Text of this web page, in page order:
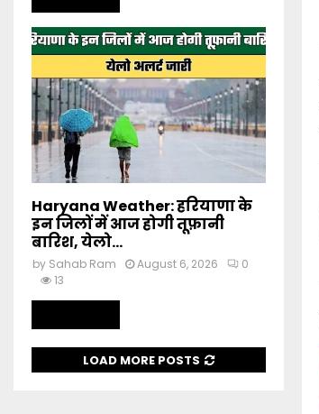
Haryana Weather: हरियाणा के
इन जिलों में आज होगी तूफ़ानी
बारिश, येलो...
by Sahab Ram August 6, 2026
0
13
LOAD MORE POSTS